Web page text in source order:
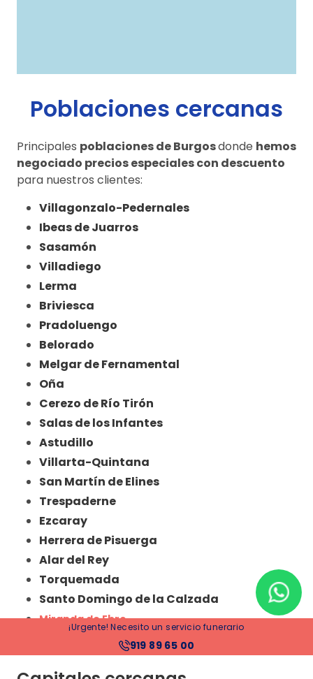
¡Urgente! Necesito un servicio funerario
919 89 65 00
Poblaciones cercanas
Principales poblaciones de Burgosdonde hemos
negociado precios especiales con descuento
para nuestros clientes:
Villagonzalo-Pedernales
Ibeas de Juarros
Sasamón
Villadiego
Lerma
Briviesca
Pradoluengo
Belorado
Melgar de Fernamental
Oña
Cerezo de Río Tirón
Salas de los Infantes
Astudillo
Villarta-Quintana
San Martín de Elines
Trespaderne
Ezcaray
Herrera de Pisuerga
Alar del Rey
Torquemada
Santo Domingo de la Calzada
Miranda de Ebro
Aranda de Duero